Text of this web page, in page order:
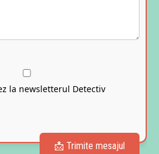
la newsletterul Detectiv